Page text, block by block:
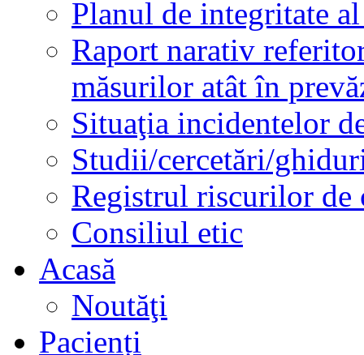
Planul de integritate
Raport narativ
măsurilor atât în
Situaţia incidentelor
Studii/cercetări/
Registrul riscurilor de
Consiliul etic
Acasă
Noutăţi
Pacienți